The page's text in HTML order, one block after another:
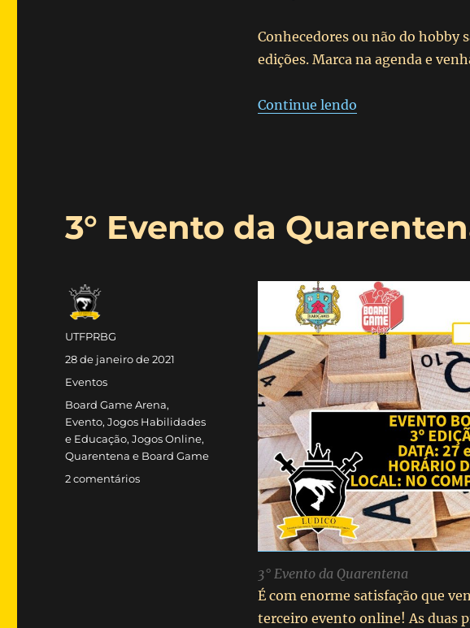
Conhecedores ou não do hobby
edições. Marca na agenda e
Continue lendo“4° Evento da
3° Evento da
3° Evento da Quarentena
É com enorme satisfação que
terceiro evento online! As duas
Autor
UTFPRBG
Publicado
28 de janeiro de 2021
Categorias
Eventos
Tags
Board Game Arena,
Evento,Jogos Habilidades
e Educação,Jogos Online,
Quarentena e Board Game
2 comentáriosem